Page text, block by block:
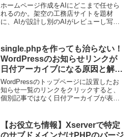
ホームページ作成をAIにどこまで任せら
れるのか。架空の工務店サイトを題材
に、AIが設計し別のAIがレビューし写真
向け。
single.phpを作っても治らない！
WordPressのお知らせリンクが
日付アーカイブになる原因と解決
策
WordPressのトップページに設置したお
知らせ一覧のリンクをクリックすると、
個別記事ではなく日付アーカイブが表示
ク構造に原因があることがわかった実体
験と解決方法をご紹介します。
【お役立ち情報】Xserverで特定
のサブドメインだけPHPのバージ